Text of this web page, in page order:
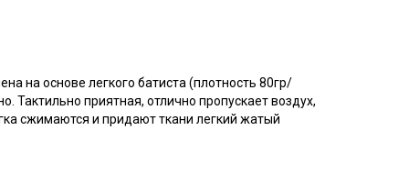
на основе легкого батиста (плотность 80гр/
Тактильно приятная, отлично пропускает воздух,
сжимаются и придают ткани легкий жатый
наборов, одежды для малышей,